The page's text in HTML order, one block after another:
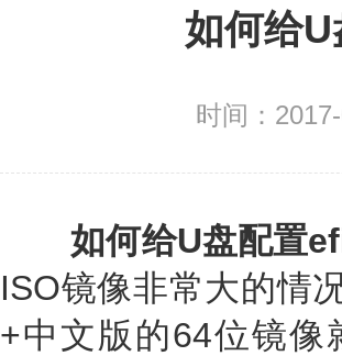
如何给
时间：
如何给U盘配置
ISO镜像非常大的情
+中文版的64位镜像